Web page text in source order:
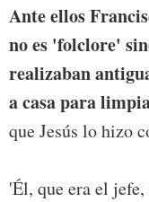
Ante ellos
no es 'folclore'
realizaban
a casa para
que Jesús lo hizo
'Él, que era el